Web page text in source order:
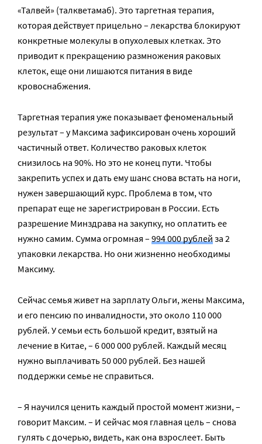
«Талвей» (талкветамаб). Это таргетная терапия,
которая действует прицельно – лекарства блокируют
конкретные молекулы в опухолевых клетках. Это
приводит к прекращению размножения раковых
клеток, еще они лишаются питания в виде
кровоснабжения.
Таргетная терапия уже показывает феноменальный
результат – у Максима зафиксирован очень хороший
частичный ответ. Количество раковых клеток
снизилось на 90%. Но это не конец пути. Чтобы
закрепить успех и дать ему шанс снова встать на ноги,
нужен завершающий курс. Проблема в том, что
препарат еще не зарегистрирован в России. Есть
разрешение Минздрава на закупку, но оплатить ее
нужно самим. Сумма огромная – 994 000 рублейза 2
упаковки лекарства. Но они жизненно необходимы
Максиму.
Сейчас семья живет на зарплату Ольги, жены Максима,
и его пенсию по инвалидности, это около 110 000
рублей. У семьи есть большой кредит, взятый на
лечение в Китае, – 6 000 000 рублей. Каждый месяц
нужно выплачивать 50 000 рублей. Без нашей
поддержки семье не справиться.
– Я научился ценить каждый простой момент жизни, –
говорит Максим. – И сейчас моя главная цель – снова
гулять с дочерью, видеть, как она взрослеет. Быть